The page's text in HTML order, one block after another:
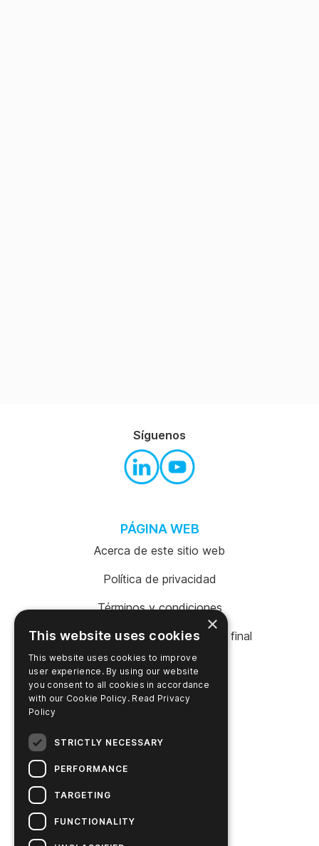
PÁGINA WEB
Acerca de este sitio web
Política de privacidad
Términos y condiciones
Acuerdo de licencia de usuario final
Busque en
Buscar documentos
Síguenos
×
This website uses cookies
This website uses cookies to improve
user experience. By using our website
you consent to all cookies in accordance
with our Cookie Policy. Read Privacy
Policy
STRICTLY NECESSARY
PERFORMANCE
TARGETING
FUNCTIONALITY